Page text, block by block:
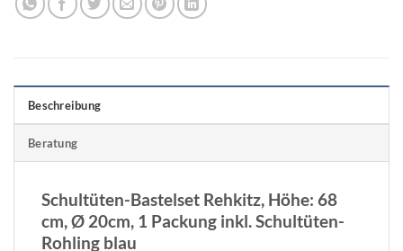
Beschreibung
Beratung
Schultüten-Bastelset Rehkitz, Höhe: 68
cm, Ø 20cm, 1 Packung inkl. Schultüten-
Rohling blau